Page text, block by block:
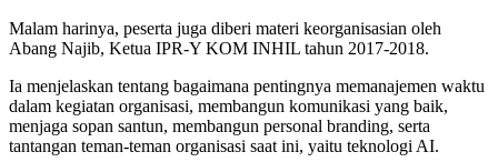
Malam harinya, peserta juga diberi materi keorganisasian oleh
Abang Najib, Ketua IPR-Y KOM INHIL tahun 2017-2018.
Ia menjelaskan tentang bagaimana pentingnya memanajemen waktu
dalam kegiatan organisasi, membangun komunikasi yang baik,
menjaga sopan santun, membangun personal branding, serta
tantangan teman-teman organisasi saat ini, yaitu teknologi AI.